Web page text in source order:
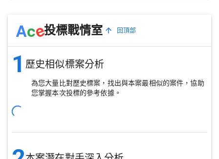
Ace投標戰情室 回頂部
1 歷史相似標案分析
為您大量比對歷史標案，找出與本案最相似的案件，協助
您掌握本次投標的參考依據。